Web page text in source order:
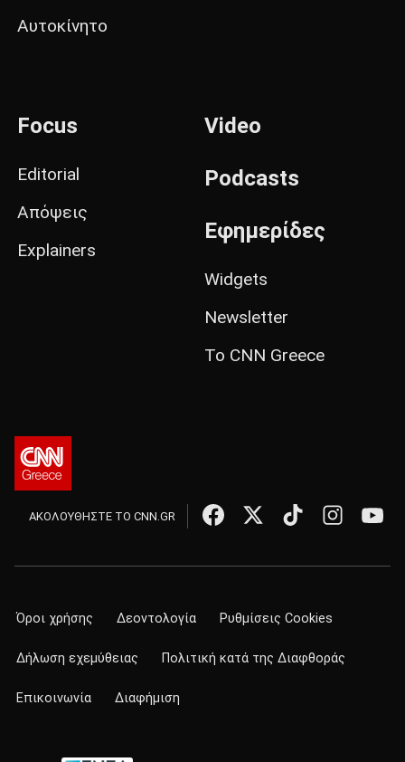
Αυτοκίνητο
Focus
Editorial
Απόψεις
Explainers
Video
Podcasts
Εφημερίδες
Widgets
Newsletter
Το CNN Greece
ΑΚΟΛΟΥΘΗΣΤΕ ΤΟ CNN.GR
Όροι χρήσης Δεοντολογία Ρυθμίσεις Cookies
Δήλωση εχεμύθειας Πολιτική κατά της Διαφθοράς
Επικοινωνία Διαφήμιση